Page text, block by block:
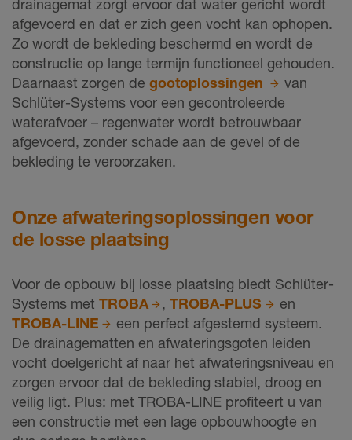
drainagemat zorgt ervoor dat water gericht wordt
afgevoerd en dat er zich geen vocht kan ophopen.
Zo wordt de bekleding beschermd en wordt de
constructie op lange termijn functioneel gehouden.
Daarnaast zorgen de gootoplossingen
van
Schlüter-Systems voor een gecontroleerde
waterafvoer – regenwater wordt betrouwbaar
afgevoerd, zonder schade aan de gevel of de
bekleding te veroorzaken.
Onze afwateringsoplossingen voor
de losse plaatsing
Voor de opbouw bij losse plaatsing biedt Schlüter-
Systems met TROBA ,TROBA-PLUS
en
TROBA-LINE
een perfect afgestemd systeem.
De drainagematten en afwateringsgoten leiden
vocht doelgericht af naar het afwateringsniveau en
zorgen ervoor dat de bekleding stabiel, droog en
veilig ligt. Plus: met TROBA-LINE profiteert u van
een constructie met een lage opbouwhoogte en